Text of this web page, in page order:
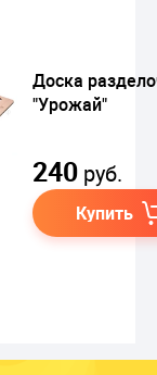
Доска
"Урожай"
240 руб.
Купить